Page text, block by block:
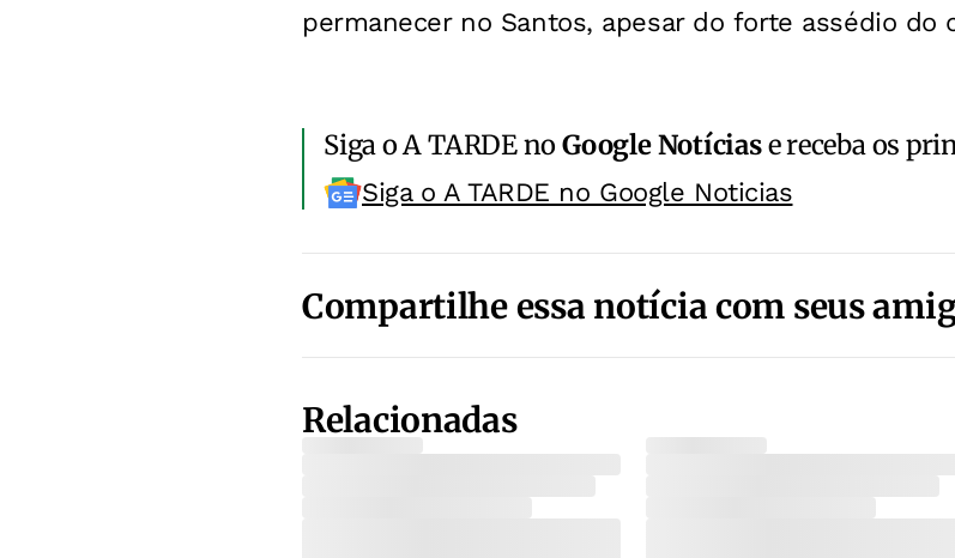
permanecer no Santos, apesar do forte assédio do
Siga o A TARDE noGoogle Notíciase receba os
Siga o A TARDE no Google Noticias
Compartilhe essa notícia com seus
Relacionadas